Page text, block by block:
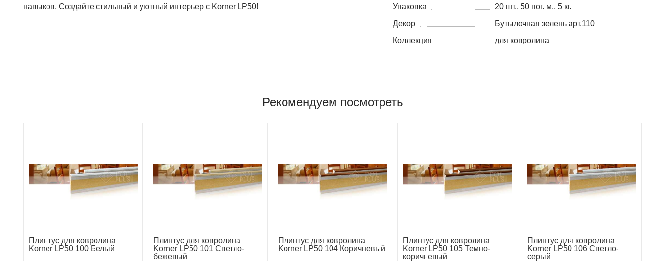
навыков. Создайте стильный и уютный интерьер с Korner LP50!
Упаковка
20 шт., 50 пог. м., 5 кг.
Декор
Бутылочная зелень арт.110
Коллекция
для ковролина
Рекомендуем посмотреть
Плинтус для ковролина
Korner LP50 100 Белый
Плинтус для ковролина
Korner LP50 101 Светло-
бежевый
Плинтус для ковролина
Korner LP50 104 Коричневый
Плинтус для ковролина
Korner LP50 105 Темно-
коричневый
Плинтус для ковролина
Korner LP50 106 Светло-
серый